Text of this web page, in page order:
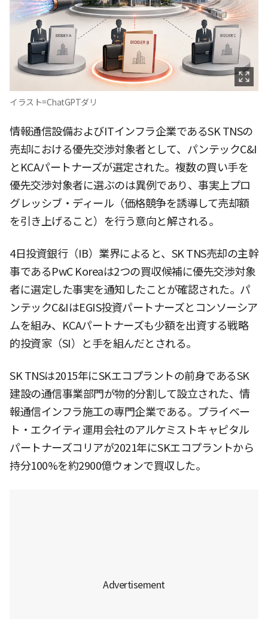
イラスト=ChatGPTダリ
情報通信設備およびITインフラ企業であるSK TNSの
売却における優先交渉対象者として、パンテックC&I
とKCAパートナーズが選定された。複数の買い手を
優先交渉対象者に選ぶのは異例であり、事実上プロ
グレッシブ・ディール（価格競争を誘導して売却額
を引き上げること）を行う意向と解される。
4日投資銀行（IB）業界によると、SK TNS売却の主幹
事であるPwC Koreaは2つの買収候補に優先交渉対象
者に選定した事実を通知したことが確認された。パ
ンテックC&IはEGIS投資パートナーズとコンソーシア
ムを組み、KCAパートナーズも少額を出資する戦略
的投資家（SI）と手を組んだとされる。
SK TNSは2015年にSKエコプラントの前身であるSK
建設の通信事業部門が物的分割して設立された、情
報通信インフラ施工の専門企業である。プライベー
ト・エクイティ運用会社のアルケミストキャピタル
パートナーズコリアが2021年にSKエコプラントから
持分100%を約2900億ウォンで買収した。